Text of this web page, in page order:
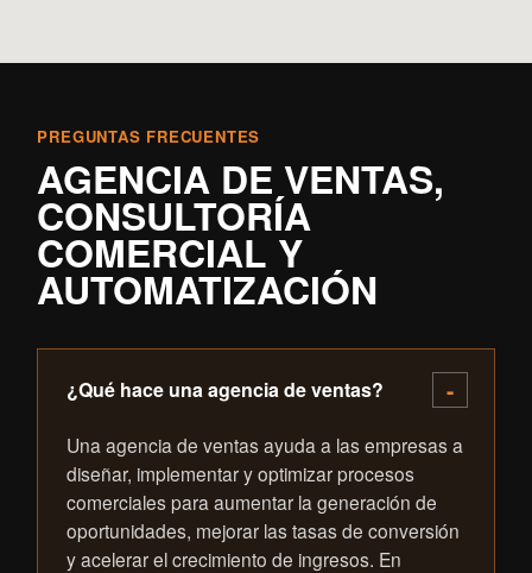
PREGUNTAS FRECUENTES
AGENCIA DE VENTAS,
CONSULTORÍA
COMERCIAL Y
AUTOMATIZACIÓN
¿Qué hace una agencia de ventas?
Una agencia de ventas ayuda a las empresas a
diseñar, implementar y optimizar procesos
comerciales para aumentar la generación de
oportunidades, mejorar las tasas de conversión
y acelerar el crecimiento de ingresos. En